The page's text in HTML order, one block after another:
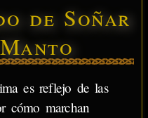
de Soñar
es reflejo de las
cómo marchan